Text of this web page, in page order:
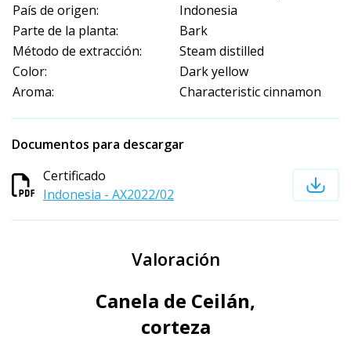
País de origen:
Indonesia
Parte de la planta:
Bark
Método de extracción:
Steam distilled
Color:
Dark yellow
Aroma:
Characteristic cinnamon
Documentos para descargar
Certificado
Indonesia - AX2022/02
Valoración
Canela de Ceilán,
corteza